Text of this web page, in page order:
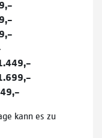
kann es zu